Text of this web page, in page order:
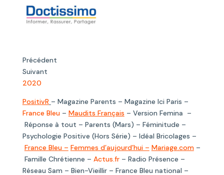
Précédent
Suivant
2020
PositivR – Magazine Parents – Magazine Ici Paris –
France Bleu – Maudits Français – Version Femina –
Réponse à tout – Parents (Mars) – Féminitude –
Psychologie Positive (Hors Série) – Idéal Bricolages –
France Bleu – Femmes d’aujourd’hui – Mariage.com–
Famille Chrétienne – Actus.fr– Radio Présence –
Réseau Sam – Bien-Vieillir – France Bleu national –